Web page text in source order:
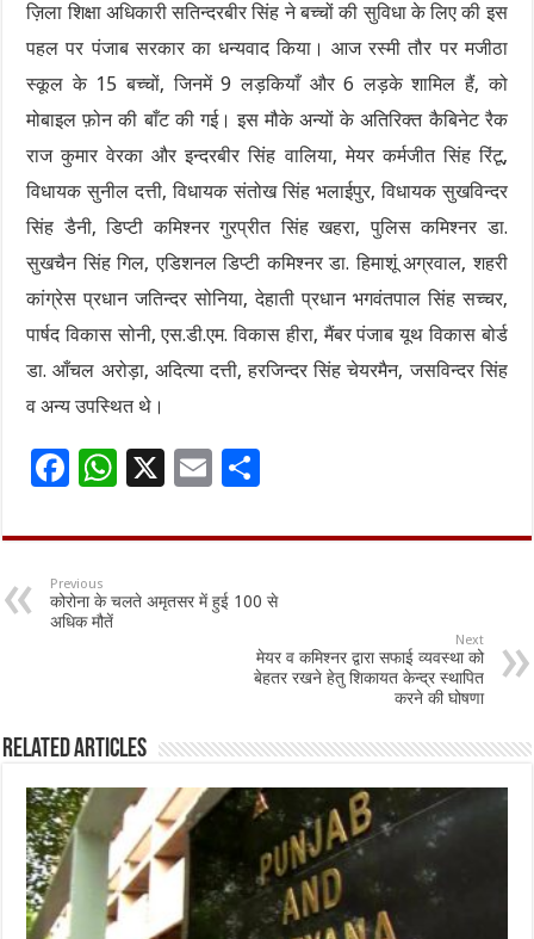
ज़िला शिक्षा अधिकारी सतिन्दरबीर सिंह ने बच्चों की सुविधा के लिए की इस
पहल पर पंजाब सरकार का धन्यवाद किया। आज रस्मी तौर पर मजीठा
स्कूल के 15 बच्चों, जिनमें 9 लड़कियाँ और 6 लड़के शामिल हैं, को
मोबाइल फ़ोन की बाँट की गई। इस मौके अन्यों के अतिरिक्त कैबिनेट रैक
राज कुमार वेरका और इन्दरबीर सिंह वालिया, मेयर कर्मजीत सिंह रिंटू,
विधायक सुनील दत्ती, विधायक संतोख सिंह भलाईपुर, विधायक सुखविन्दर
सिंह डैनी, डिप्टी कमिश्नर गुरप्रीत सिंह खहरा, पुलिस कमिश्नर डा.
सुखचैन सिंह गिल, एडिशनल डिप्टी कमिश्नर डा. हिमाशूं अग्रवाल, शहरी
कांग्रेस प्रधान जतिन्दर सोनिया, देहाती प्रधान भगवंतपाल सिंह सच्चर,
पार्षद विकास सोनी, एस.डी.एम. विकास हीरा, मैंबर पंजाब यूथ विकास बोर्ड
डा. आँचल अरोड़ा, अदित्या दत्ती, हरजिन्दर सिंह चेयरमैन, जसविन्दर सिंह
व अन्य उपस्थित थे।
F
e
b
o
W
at
sA
p
X
E
ai ar
e
Previous
कोरोना के चलते अमृतसर में हुई 100 से
अधिक मौतें
Next
मेयर व कमिश्नर द्वारा सफाई व्यवस्था को
बेहतर रखने हेतु शिकायत केन्द्र स्थापित
करने की घोषणा
Related Articles